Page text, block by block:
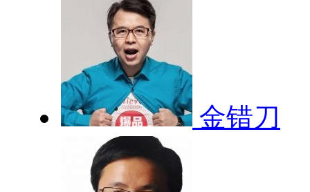
金错刀